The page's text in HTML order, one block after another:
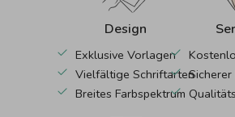
Design
Exklusive Vorlagen
Vielfältige Schriftarten
Breites Farbspektrum